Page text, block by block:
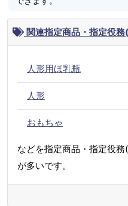
関連指定商品・指定役
人形用ほ乳瓶
人形
おもちゃ
などを指定商品・指定役
が多いです。